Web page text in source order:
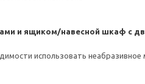
и ящиком/навесной шкаф с
использовать